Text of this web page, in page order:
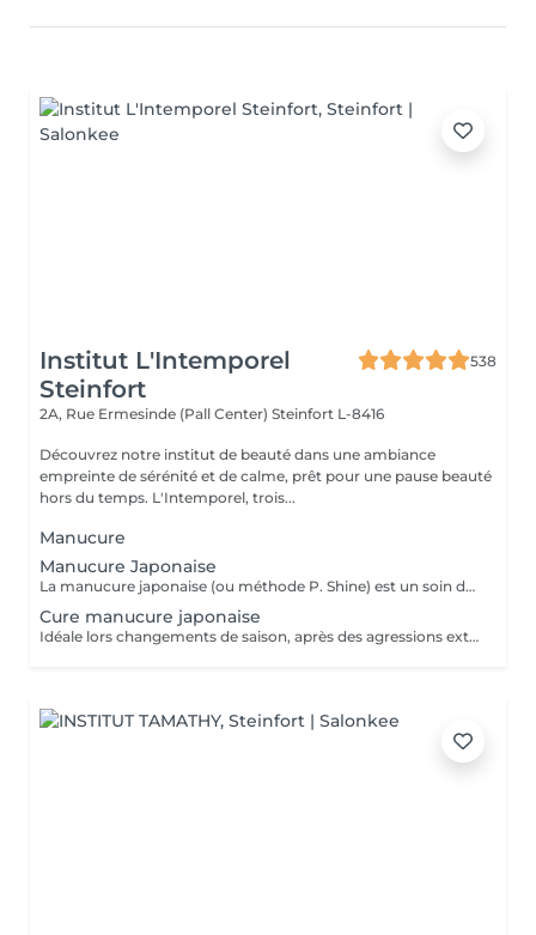
Institut L'Intemporel
Steinfort
538
2A, Rue Ermesinde (Pall Center) Steinfort L-8416
Découvrez notre institut de beauté dans une ambiance
empreinte de sérénité et de calme, prêt pour une pause beauté
hors du temps. L'Intemporel, trois...
Manucure
Manucure Japonaise
La manucure japonaise (ou méthode P. Shine) est un soin de beauté naturel et ancestral visant à renforcer, nourrir et faire briller les ongles sans vernis ni gel. En utilisant des produits naturels comme la cire d'abeille, des minéraux, et de la poudre de perle, elle rend les ongles sains, forts et brillants avec un effet miroir, idéal pour réparer les ongles abîmés (après gel ou semi-permanent, grossesse...). Convient aux ongles naturels fragiles, mous, cassants ou dédoublés, mais aussi simplement pour offrir une période de repos et de soin aux ongles. Possible en cure : 5 + 1 gratuite ou 10 + 2 gratuites
Cure manucure japonaise
Idéale lors changements de saison, après des agressions extérieures / poses de semi permanent ou simplement pour retrouver des ongles naturels beaux et sains, la cure permet de : - renforcer les ongles - limiter la casse et le dédoublement - réhydrater la plaque de l'ongle - retrouver des ongles plus sains et résistants 5 manucures + 1 offerte